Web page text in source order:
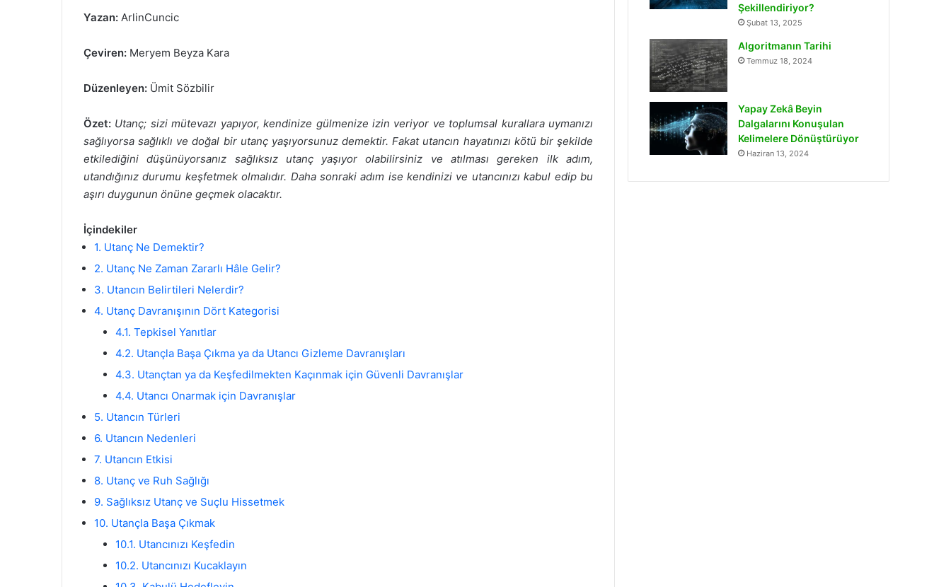
Yazan: ArlinCuncic
Çeviren: Meryem Beyza Kara
Düzenleyen: Ümit Sözbilir
Özet: Utanç; sizi mütevazı yapıyor, kendinize gülmenize izin veriyor ve toplumsal kurallara uymanızı
sağlıyorsa sağlıklı ve doğal bir utanç yaşıyorsunuz demektir. Fakat utancın hayatınızı kötü bir şekilde
etkilediğini düşünüyorsanız sağlıksız utanç yaşıyor olabilirsiniz ve atılması gereken ilk adım,
utandığınız durumu keşfetmek olmalıdır. Daha sonraki adım ise kendinizi ve utancınızı kabul edip bu
aşırı duygunun önüne geçmek olacaktır.
İçindekiler
1. Utanç Ne Demektir?
2. Utanç Ne Zaman Zararlı Hâle Gelir?
3. Utancın Belirtileri Nelerdir?
4. Utanç Davranışının Dört Kategorisi
4.1. Tepkisel Yanıtlar
4.2. Utançla Başa Çıkma ya da Utancı Gizleme Davranışları
4.3. Utançtan ya da Keşfedilmekten Kaçınmak için Güvenli Davranışlar
4.4. Utancı Onarmak için Davranışlar
5. Utancın Türleri
6. Utancın Nedenleri
7. Utancın Etkisi
8. Utanç ve Ruh Sağlığı
9. Sağlıksız Utanç ve Suçlu Hissetmek
10. Utançla Başa Çıkmak
10.1. Utancınızı Keşfedin
10.2. Utancınızı Kucaklayın
Şekillendiriyor?
Şubat 13, 2025
Algoritmanın Tarihi
Temmuz 18, 2024
Yapay Zekâ Beyin
Dalgalarını Konuşulan
Kelimelere Dönüştürüyor
Haziran 13, 2024